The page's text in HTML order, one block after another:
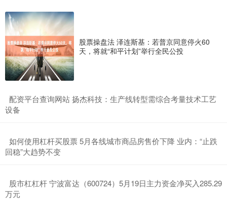
股票操盘法 泽连斯基：若普京同意停火60
天，将就“和平计划”举行全民公投
​配资平台查询网站 扬杰科技：生产线转型需综合考量技术工艺
设备
​如何使用杠杆买股票 5月各线城市商品房售价下降 业内：“止跌
回稳”大趋势不变
​股市杠杠杆 宁波富达（600724）5月19日主力资金净买入285.29
万元